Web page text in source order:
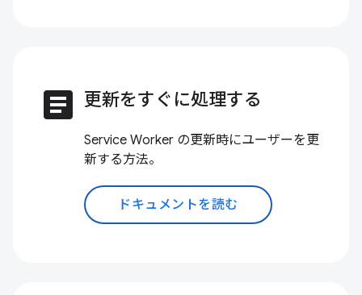
article 更新をすぐに処理する
Service Worker の更新時にユーザーを更
新する方法。
ドキュメントを読む